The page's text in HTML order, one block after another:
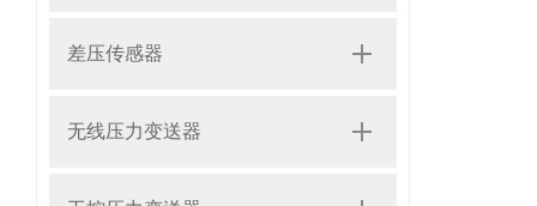
差压传感器
无线压力变送器